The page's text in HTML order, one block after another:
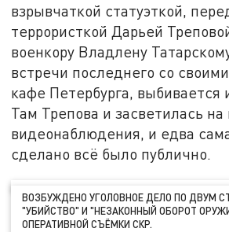
взрывчаткой статуэткой,
террористкой Дарьей
военкору Владлену
встречи последнего со
кафе Петербурга, выбивается
Там Трепова и засветилась на
видеонаблюдения, и едва
сделано всё было публично.
ВОЗБУЖДЕНО УГОЛОВНОЕ ДЕЛО ПО ДВУМ
"УБИЙСТВО" И "НЕЗАКОННЫЙ ОБОРОТ
ОПЕРАТИВНОЙ СЪЁМКИ СКР.